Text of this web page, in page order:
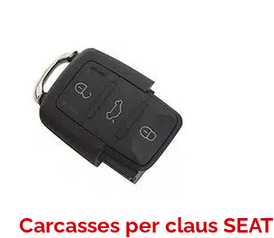
Carcasses per claus SEAT